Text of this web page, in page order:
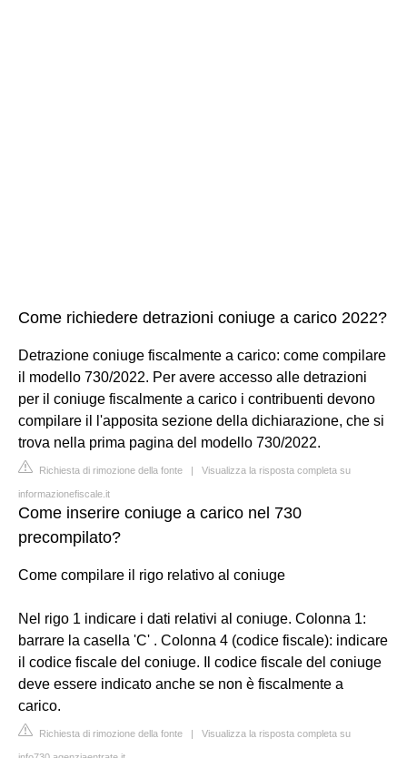
Come richiedere detrazioni coniuge a carico 2022?
Detrazione coniuge fiscalmente a carico: come compilare
il modello 730/2022. Per avere accesso alle detrazioni
per il coniuge fiscalmente a carico i contribuenti devono
compilare il l'apposita sezione della dichiarazione, che si
trova nella prima pagina del modello 730/2022.
Richiesta di rimozione della fonte | Visualizza la risposta completa su
informazionefiscale.it
Come inserire coniuge a carico nel 730
precompilato?
Come compilare il rigo relativo al coniuge
Nel rigo 1 indicare i dati relativi al coniuge. Colonna 1:
barrare la casella 'C' . Colonna 4 (codice fiscale): indicare
il codice fiscale del coniuge. Il codice fiscale del coniuge
deve essere indicato anche se non è fiscalmente a
carico.
Richiesta di rimozione della fonte | Visualizza la risposta completa su